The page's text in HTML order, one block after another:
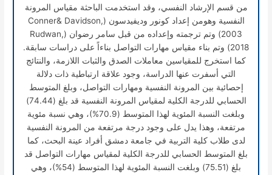
من قسم الإرشاد النفسي، وقد استخدمت الباحثة مقياس المرونة
النفسية وهومن إعداد كونور وديفيدسون (Conner& Davidson,
2003) وتم ترجمته وإعداده من قبل سامر رضوان (Rudwan,
2018) وتم بناء مقياس مهارات التواصل بناءاً على دراسات سابقة.
كما استخرج للمقياسين معاملات الصدق والثبات اللازمة، والنتائج
التي أسفرت عنها الدراسة، وجود علاقة ارتباطية ذات دلالة
إحصائية بين المرونة النفسية ومهارات التواصل، وبلغ المتوسط
الحسابي للدرجة الكلية لمقياس المرونة النفسية قد بلغ (74.44)
وبلغت النسبة المئوية لهذا المتوسط (70.9%)، وهي نسبة مئوية
مرتفعة، وهذا يدل على وجود درجة مرتفعة من المرونة النفسية
لدى طلاب كلية التربية في جامعة دمشق أفراد عينة البحث، كما
بلغ المتوسط الحسابي للدرجة الكلية لمقياس مهارات التواصل قد
بلغ (75.51) وبلغت النسبة المئوية لهذا المتوسط (54%)، وهي